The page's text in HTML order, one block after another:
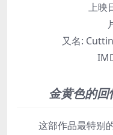
上映
又名:
金黄色的
这部作品最特别的